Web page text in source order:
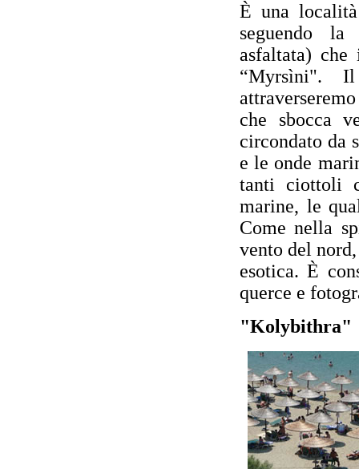
È una
seguendo la
asfaltata)
“Myrsìni". Il
che sbocca
circondato da
e le onde
tanti ciottoli
marine, le
Come nella
vento del
esotica. È
querce e
"Kolybithra"